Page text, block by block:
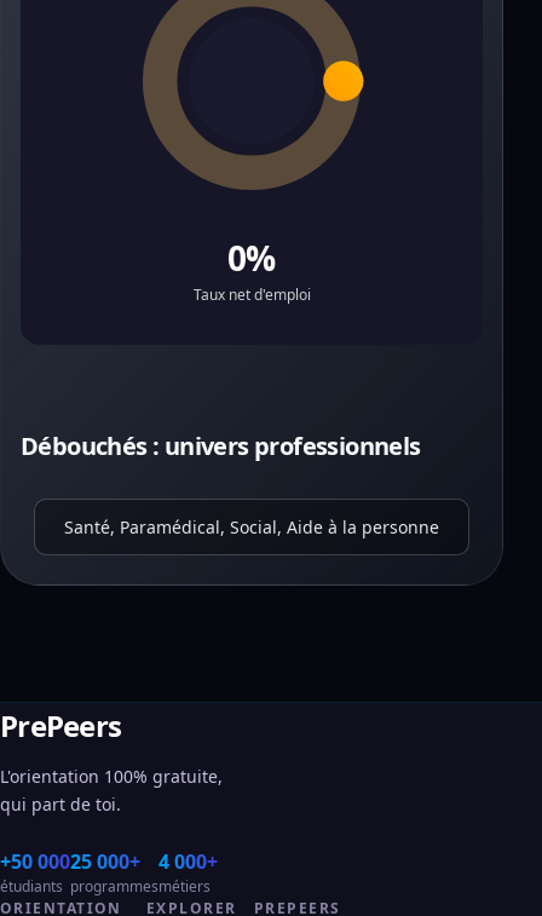
0%
Taux net d'emploi
Débouchés : univers professionnels
Santé, Paramédical, Social, Aide à la personne
PrePeers
L'orientation 100% gratuite,
qui part de toi.
+50 000
étudiants
25 000+
programmes
4 000+
métiers
ORIENTATION
EXPLORER PREPEERS